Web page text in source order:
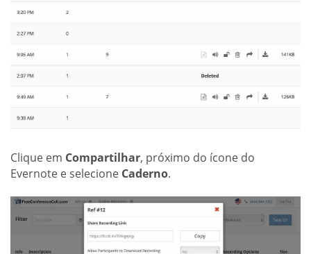
Clique em Compartilhar, próximo do ícone do
Evernote e selecione Caderno.